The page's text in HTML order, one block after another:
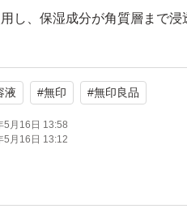
し、保湿成分が角質層まで浸
。無香料/無着色/無鉱物油/弱
ー/フェノキシエタノールフ
方にアレルギーが起きないわ
スト済み（すべての方にアレ
はありません)*天然成分を化
液 #無印 #無印良品
5月16日 13:58
5月16日 13:12